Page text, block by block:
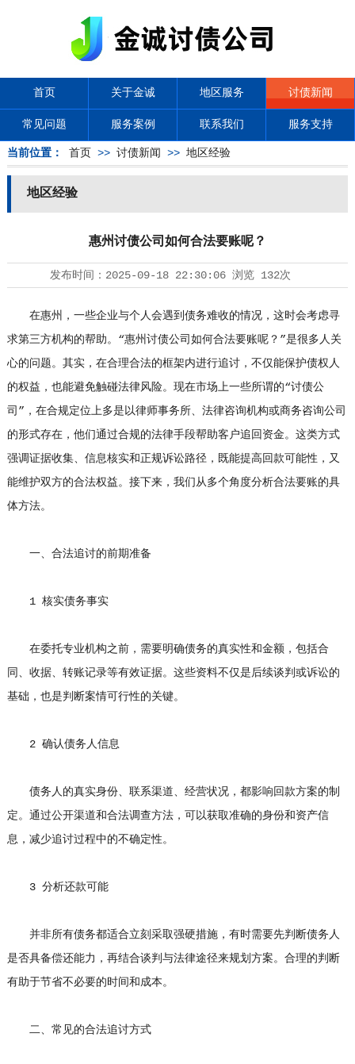
首页 关于金诚 地区服务 讨债新闻
常见问题 服务案例 联系我们 服务支持
当前位置： 首页 >> 讨债新闻 >> 地区经验
地区经验
惠州讨债公司如何合法要账呢？
发布时间： 2025-09-18 22:30:06浏览 132次
在惠州，一些企业与个人会遇到债务难收的情况，这时会考虑寻
求第三方机构的帮助。“惠州讨债公司 如何合法要账呢？”是很多人关
心的问题。其实，在合理合法的框架内进行追讨，不仅能保护债权人
的权益，也能避免触碰法律风险。现在市场上一些所谓的“讨债公
司”，在合规定位上多是以律师事务所、法律咨询机构或商务咨询公司
的形式存在，他们通过合规的法律手段帮助客户追回资金。这类方式
强调证据收集、信息核实和正规诉讼路径，既能提高回款可能性，又
能维护双方的合法权益。接下来，我们从多个角度分析合法要账的具
体方法。
一、合法追讨的前期准备
1 核实债务事实
在委托专业机构之前，需要明确债务的真实性和金额，包括合
同、收据、转账记录等有效证据。这些资料不仅是后续谈判或诉讼的
基础，也是判断案情可行性的关键。
2 确认债务人信息
债务人的真实身份、联系渠道、经营状况，都影响回款方案的制
定。通过公开渠道和合法调查方法，可以获取准确的身份和资产信
息，减少追讨过程中的不确定性。
3 分析还款可能
并非所有债务都适合立刻采取强硬措施，有时需要先判断债务人
是否具备偿还能力，再结合谈判与法律途径来规划方案。合理的判断
有助于节省不必要的时间和成本。
二、常见的合法追讨方式